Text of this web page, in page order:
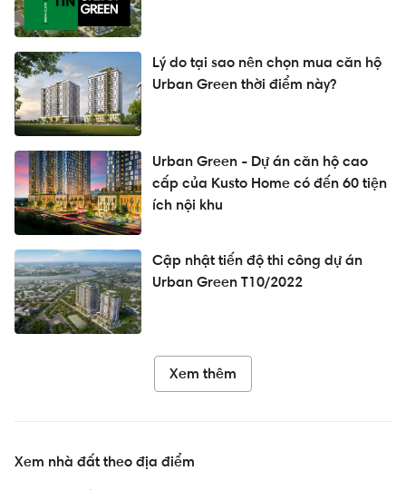
Lý do tại sao nên chọn mua căn hộ
Urban Green thời điểm này?
​Urban Green - Dự án căn hộ cao
cấp của Kusto Home có đến 60 tiện
ích nội khu
Cập nhật tiến độ thi công dự án
Urban Green T10/2022
Xem thêm
Xem nhà đất theo địa điểm